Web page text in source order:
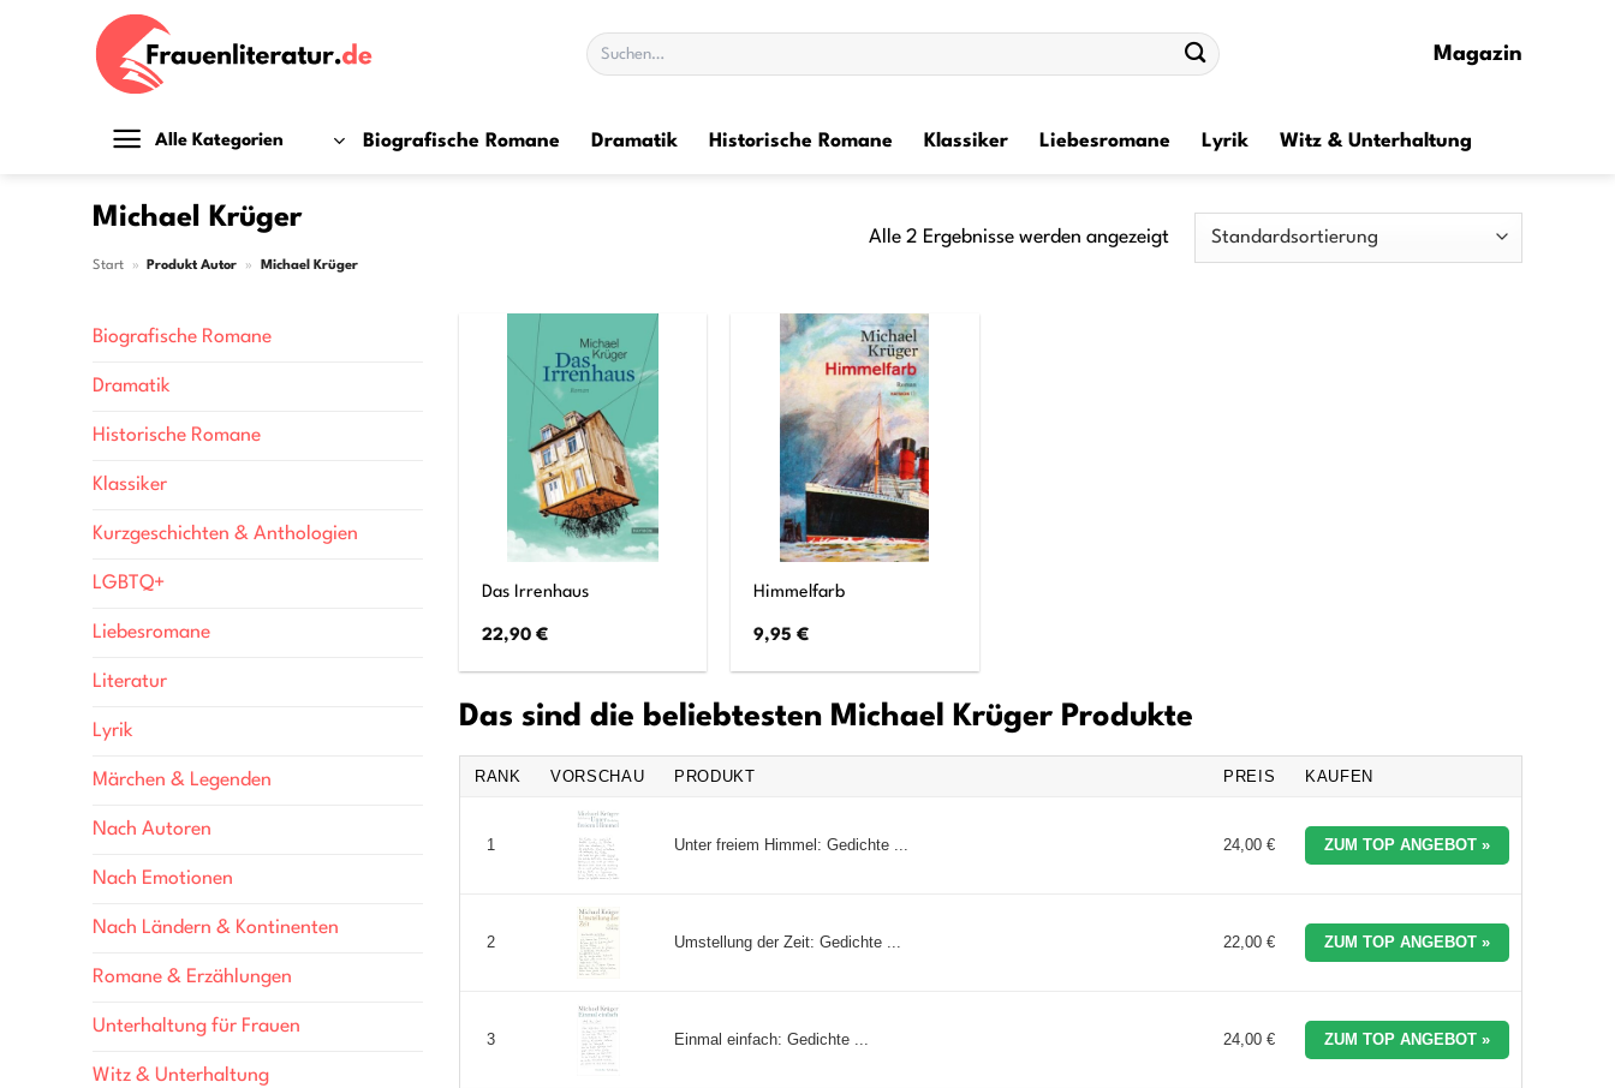
Suchen
nach:
Magazin
Alle Kategorien Biografische Romane Dramatik Historische Romane Klassiker Liebesromane Lyrik Witz & Unterhaltung
Michael Krüger
Start » Produkt Autor » Michael Krüger
Alle 2 Ergebnisse werden angezeigt
Biografische Romane
Dramatik
Historische Romane
Klassiker
Kurzgeschichten & Anthologien
LGBTQ+
Liebesromane
Literatur
Lyrik
Märchen & Legenden
Nach Autoren
Nach Emotionen
Nach Ländern & Kontinenten
Romane & Erzählungen
Unterhaltung für Frauen
Witz & Unterhaltung
Das Irrenhaus
22,90 €
Himmelfarb
9,95€
Das sind die beliebtesten Michael Krüger Produkte
RANK VORSCHAU PRODUKT PREIS KAUFEN
1 Unter freiem Himmel: Gedichte ... 24,00 € ZUM TOP ANGEBOT »
2 Umstellung der Zeit: Gedichte ... 22,00 € ZUM TOP ANGEBOT »
3 Einmal einfach: Gedichte ... 24,00 € ZUM TOP ANGEBOT »